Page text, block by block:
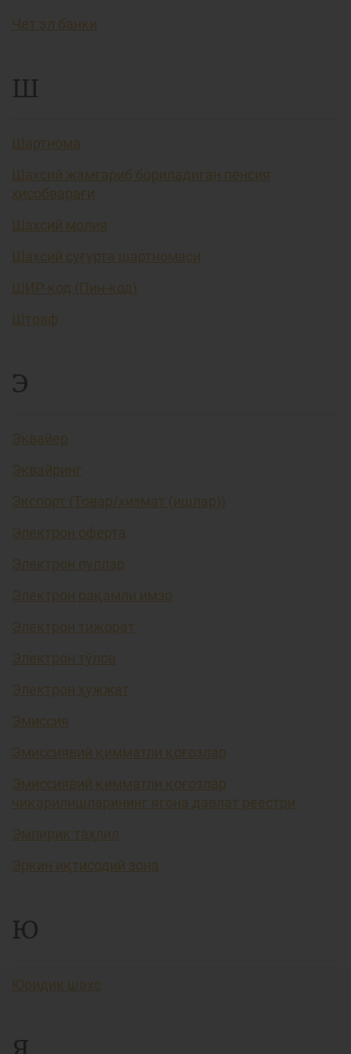
Чет эл банки
Ш
Шартнома
Шахсий жамғариб бориладиган пенсия
ҳисобварағи
Шахсий молия
Шахсий суғурта шартномаси
ШИР-код (Пин-код)
Штраф
Э
Эквайер
Эквайринг
Экспорт (Товар/хизмат (ишлар))
Электрон оферта
Электрон пуллар
Электрон рақамли имзо
Электрон тижорат
Электрон тўлов
Электрон ҳужжат
Эмиссия
Эмиссиявий қимматли қоғозлар
Эмиссиявий қимматли қоғозлар
чиқарилишларининг ягона давлат реестри
Эмпирик таҳлил
Эркин иқтисодий зона
Ю
Юридик шахс